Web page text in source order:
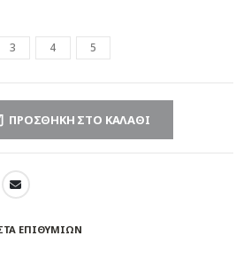
3 4 5
ΠΡΟΣΘΉΚΗ ΣΤΟ ΚΑΛΆΘΙ
ΕΠΙΘΥΜΙΏΝ